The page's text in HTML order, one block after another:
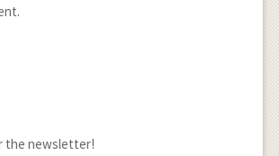
the newsletter!